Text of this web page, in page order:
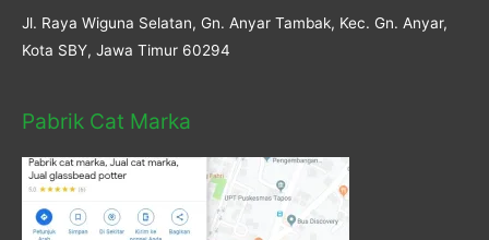
Jl. Raya Wiguna Selatan, Gn. Anyar Tambak, Kec. Gn. Anyar,
Kota SBY, Jawa Timur 60294
Pabrik Cat Marka